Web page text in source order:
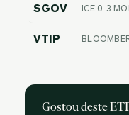
SGOV ICE 0-3
VTIP
Gostou deste